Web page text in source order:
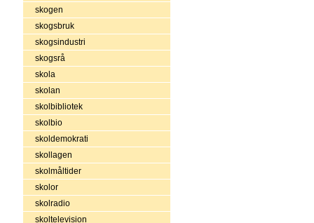
skogen
skogsbruk
skogsindustri
skogsrå
skola
skolan
skolbibliotek
skolbio
skoldemokrati
skollagen
skolmåltider
skolor
skolradio
skoltelevision